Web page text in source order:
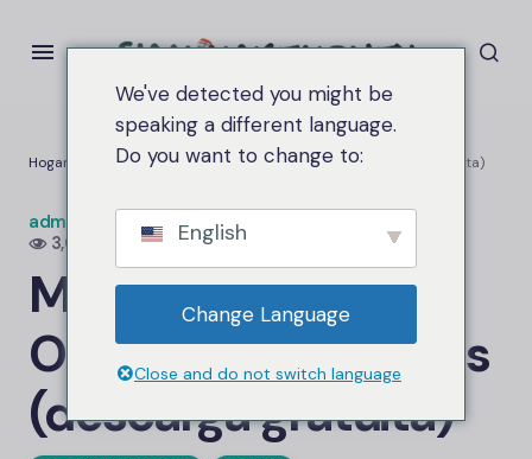
Hogar MT2 Auto Binary Options Trading Bots (descarga gratuita)
administrador.siammakemoney
3,0K puntos de vista
MT2 Auto Binary
Options Trading Bots
(descarga gratuita)
We've detected you might be
speaking a different language.
Do you want to change to:
English
Change Language
Close and do not switch language